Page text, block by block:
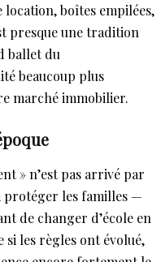
boîtes empilées,
presque une tradition
ballet du
beaucoup plus
marché immobilier.
» n’est pas arrivé par
protéger les familles —
de changer d’école en
si les règles ont évolué,